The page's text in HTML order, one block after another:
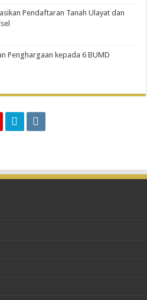
Pendaftaran Tanah Ulayat dan
Penghargaan kepada 6 BUMD